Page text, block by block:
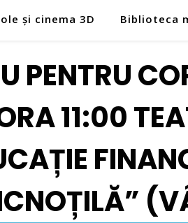
și cinema 3D Biblioteca
PENTRU
11:00